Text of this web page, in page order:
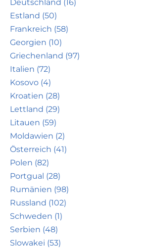
Deutschland (16)
Estland (50)
Frankreich (58)
Georgien (10)
Griechenland (97)
Italien (72)
Kosovo (4)
Kroatien (28)
Lettland (29)
Litauen (59)
Moldawien (2)
Österreich (41)
Polen (82)
Portgual (28)
Rumänien (98)
Russland (102)
Schweden (1)
Serbien (48)
Slowakei (53)